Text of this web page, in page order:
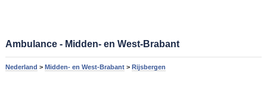
Ambulance - Midden- en West-Brabant
Nederland > Midden- en West-Brabant> Rijsbergen